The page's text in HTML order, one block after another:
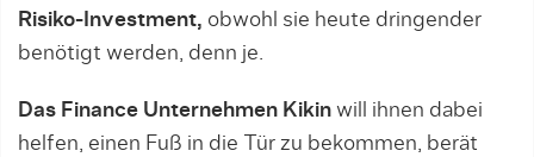
Risiko-Investment, obwohl sie heute dringender
benötigt werden, denn je.
Das Finance Unternehmen Kikin will ihnen dabei
helfen, einen Fuß in die Tür zu bekommen, berät